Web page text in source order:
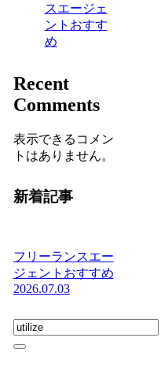
スエージェ
ントおすす
め
Recent
Comments
表示できるコメン
トはありません。
新着記事
フリーランスエー
ジェントおすすめ
2026.07.03